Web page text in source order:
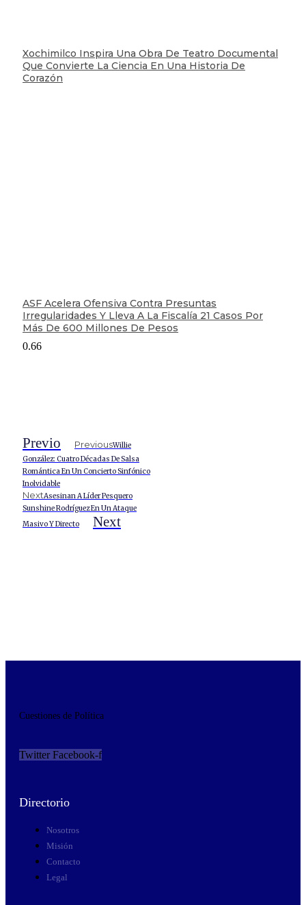
Xochimilco Inspira Una Obra De Teatro Documental
Que Convierte La Ciencia En Una Historia De
Corazón
ASF Acelera Ofensiva Contra Presuntas
Irregularidades Y Lleva A La Fiscalía 21 Casos Por
Más De 600 Millones De Pesos
Previo PreviousWillie
González: Cuatro Décadas De Salsa
Romántica En Un Concierto Sinfónico
Inolvidable
NextAsesinan A Líder Pesquero
Sunshine Rodríguez En Un Ataque
Masivo Y Directo
Next
Cuestiones de Política
Twitter Facebook-f
Directorio
Nosotros
Misión
Contacto
Legal